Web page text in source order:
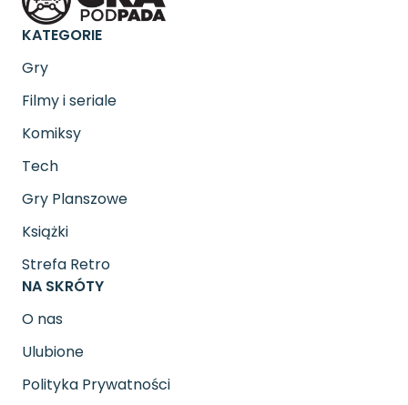
KATEGORIE
Gry
Filmy i seriale
Komiksy
Tech
Gry Planszowe
Książki
Strefa Retro
NA SKRÓTY
O nas
Ulubione
Polityka Prywatności